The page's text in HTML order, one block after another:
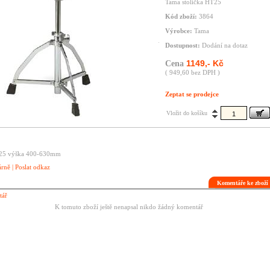
Tama stolička HT25
Kód zboží: 3864
Výrobce: Tama
Dostupnost: Dodání na dotaz
Cena 1149,- Kč
( 949,60 bez DPH )
Zeptat se prodejce
Vložit do košíku
výška 400-630mm
| Poslat odkaz
Komentáře ke
K tomuto zboží ještě nenapsal nikdo žádný komentář